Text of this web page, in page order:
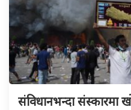
संविधानभन्दा संस्कारमा